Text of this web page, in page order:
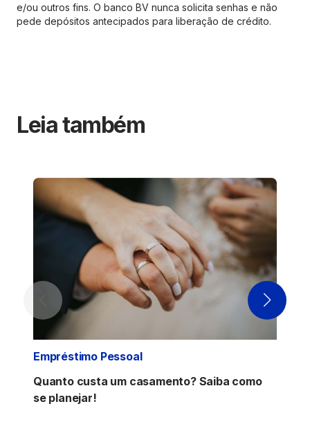
e/ou outros fins. O banco BV nunca solicita senhas e não
pede depósitos antecipados para liberação de crédito.
Leia também
Empréstimo Pessoal
Quanto custa um casamento? Saiba como
se planejar!